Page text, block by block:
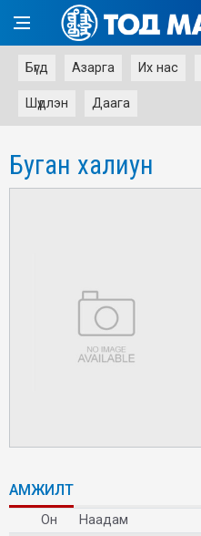
Бүгд Азарга Их нас
Шүдлэн Даага
Буган халиун
АМЖИЛТ
Он Наадам